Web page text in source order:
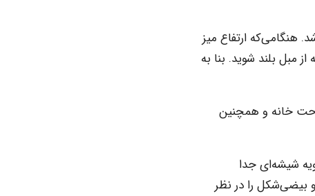
برای هر 3 نفر روی مبل می‌باشد. هنگامی‌که ارتفاع میز
مبل بلند شوید. بنا به
خانه و همچنین
شیشه‌ای جدا
بیضی‌شکل را در نظر